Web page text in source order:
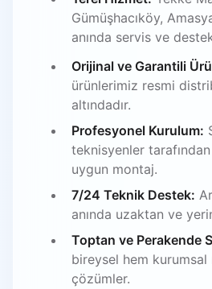
Gümüşhacıköy,
anında servis ve
Orijinal ve Garantili
ürünlerimiz resmi
altındadır.
Profesyonel Kurulum:
teknisyenler
uygun montaj.
7/24 Teknik Destek:
anında uzaktan ve
Toptan ve Perakende
bireysel hem
çözümler.